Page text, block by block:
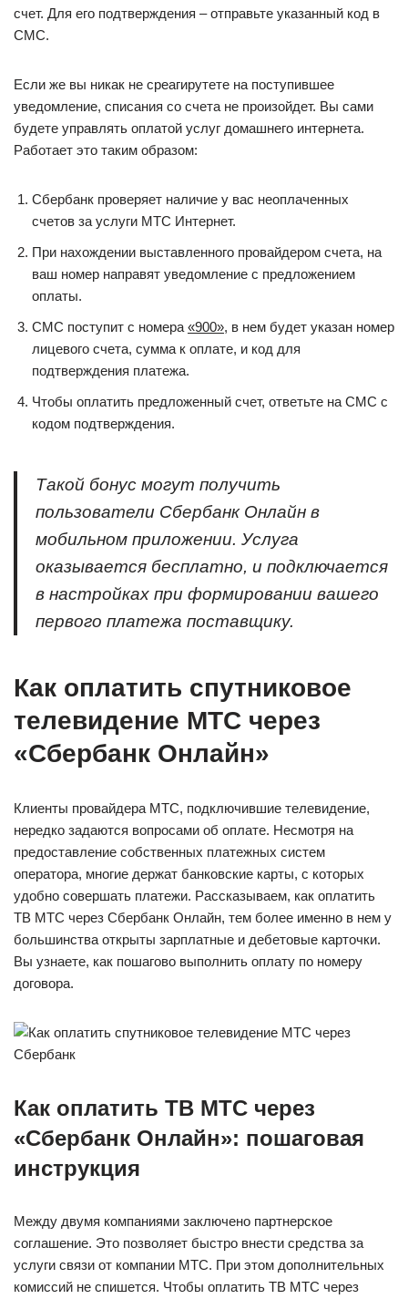
счет. Для его подтверждения – отправьте указанный код в
СМС.
Если же вы никак не среагирутете на поступившее
уведомление, списания со счета не произойдет. Вы сами
будете управлять оплатой услуг домашнего интернета.
Работает это таким образом:
Сбербанк проверяет наличие у вас неоплаченных
счетов за услуги МТС Интернет.
При нахождении выставленного провайдером счета, на
ваш номер направят уведомление с предложением
оплаты.
СМС поступит с номера «900», в нем будет указан номер
лицевого счета, сумма к оплате, и код для
подтверждения платежа.
Чтобы оплатить предложенный счет, ответьте на СМС с
кодом подтверждения.
Такой бонус могут получить
пользователи Сбербанк Онлайн в
мобильном приложении. Услуга
оказывается бесплатно, и подключается
в настройках при формировании вашего
первого платежа поставщику.
Как оплатить спутниковое
телевидение МТС через
«Сбербанк Онлайн»
Клиенты провайдера МТС, подключившие телевидение,
нередко задаются вопросами об оплате. Несмотря на
предоставление собственных платежных систем
оператора, многие держат банковские карты, с которых
удобно совершать платежи. Рассказываем, как оплатить
ТВ МТС через Сбербанк Онлайн, тем более именно в нем у
большинства открыты зарплатные и дебетовые карточки.
Вы узнаете, как пошагово выполнить оплату по номеру
договора.
Как оплатить ТВ МТС через
«Сбербанк Онлайн»: пошаговая
инструкция
Между двумя компаниями заключено партнерское
соглашение. Это позволяет быстро внести средства за
услуги связи от компании МТС. При этом дополнительных
комиссий не спишется. Чтобы оплатить ТВ МТС через